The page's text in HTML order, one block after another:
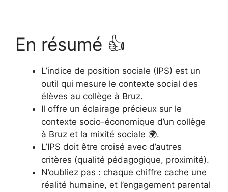
En résumé 👍
L’indice de position sociale (IPS) est un
outil qui mesure le contexte social des
élèves au collège à Bruz.
Il offre un éclairage précieux sur le
contexte socio-économique d’un collège
à Bruz et la mixité sociale 🌍.
L’IPS doit être croisé avec d’autres
critères (qualité pédagogique, proximité).
N’oubliez pas : chaque chiffre cache une
réalité humaine, et l’engagement parental